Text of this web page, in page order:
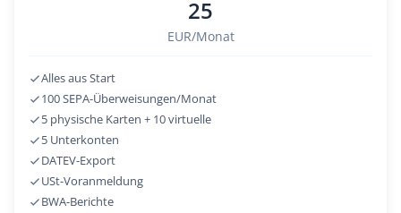
25
EUR/Monat
Alles aus Start
100 SEPA-Überweisungen/Monat
5 physische Karten + 10 virtuelle
5 Unterkonten
DATEV-Export
USt-Voranmeldung
BWA-Berichte